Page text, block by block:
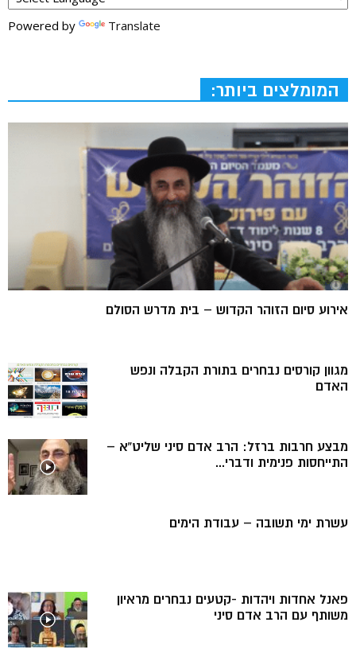
Powered by Translate
המומלצים ביותר:
אירוע סיום הזוהר הקדוש – בית מדרש הסולם
מגוון קורסים נבחרים בתורת הקבלה ונפש
האדם
מבצע חרבות ברזל: הרב אדם סיני שליט”א –
התייחסות פנימית ודברי...
עשרת ימי תשובה – עבודת הימים
פאנל אחדות ויהדות -קטעים נבחרים מראיון
משותף עם הרב אדם סיני